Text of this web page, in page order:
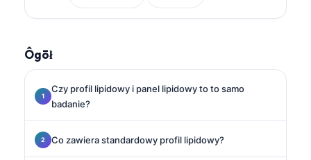
specjalizuje się w analizie paneli diagnostycznych,
Ôgōł
Czy profil lipidowy i panel lipidowy to to samo
badanie?
Co zawiera standardowy profil lipidowy?